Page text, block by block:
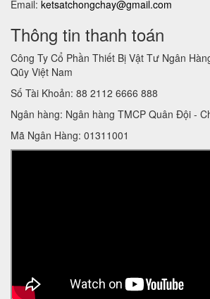
Email: ketsatchongchay@gmail.com
Thông tin thanh toán
Công Ty Cổ Phần Thiết Bị Vật Tư Ngân
Qũy Việt Nam
Số Tài Khoản: 88 2112 6666 888
Ngân hàng: Ngân hàng TMCP Quân Đội -
Mã Ngân Hàng: 01311001